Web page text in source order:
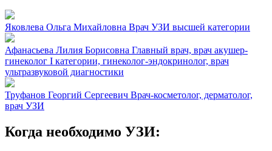
Яковлева Ольга Михайловна Врач УЗИ высшей категории
Афанасьева Лилия Борисовна Главный врач, врач акушер-
гинеколог I категории, гинеколог-эндокринолог, врач
ультразвуковой диагностики
Труфанов Георгий Сергеевич Врач-косметолог, дерматолог,
врач УЗИ
Когда необходимо УЗИ: